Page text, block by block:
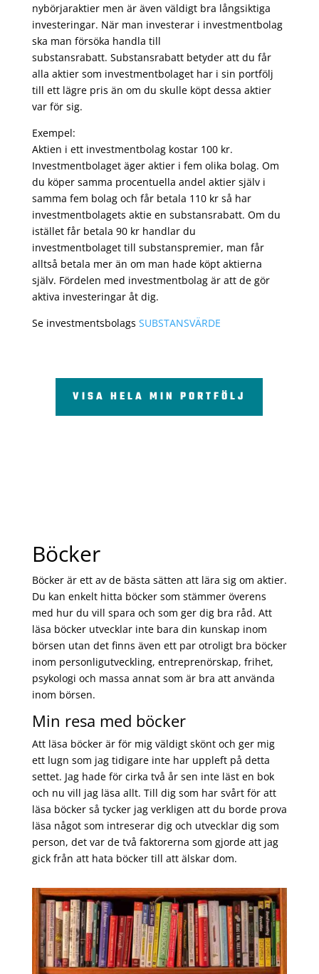
nybörjaraktier men är även väldigt bra långsiktiga
investeringar. När man investerar i investmentbolag
ska man försöka handla till
substansrabatt. Substansrabatt betyder att du får
alla aktier som investmentbolaget har i sin portfölj
till ett lägre pris än om du skulle köpt dessa aktier
var för sig.
Exempel:
Aktien i ett investmentbolag kostar 100 kr.
Investmentbolaget äger aktier i fem olika bolag. Om
du köper samma procentuella andel aktier själv i
samma fem bolag och får betala 110 kr så har
investmentbolagets aktie en substansrabatt. Om du
istället får betala 90 kr handlar du
investmentbolaget till substanspremier, man får
alltså betala mer än om man hade köpt aktierna
själv. Fördelen med investmentbolag är att de gör
aktiva investeringar åt dig.
Se investmentsbolags SUBSTANSVÄRDE
VISA HELA MIN PORTFÖLJ
Böcker
Böcker är ett av de bästa sätten att lära sig om aktier.
Du kan enkelt hitta böcker som stämmer överens
med hur du vill spara och som ger dig bra råd. Att
läsa böcker utvecklar inte bara din kunskap inom
börsen utan det finns även ett par otroligt bra böcker
inom personligutveckling, entreprenörskap, frihet,
psykologi och massa annat som är bra att använda
inom börsen.
Min resa med böcker
Att läsa böcker är för mig väldigt skönt och ger mig
ett lugn som jag tidigare inte har uppleft på detta
settet. Jag hade för cirka två år sen inte läst en bok
och nu vill jag läsa allt. Till dig som har svårt för att
läsa böcker så tycker jag verkligen att du borde prova
läsa något som intreserar dig och utvecklar dig som
person, det var de två faktorerna som gjorde att jag
gick från att hata böcker till att älskar dom.